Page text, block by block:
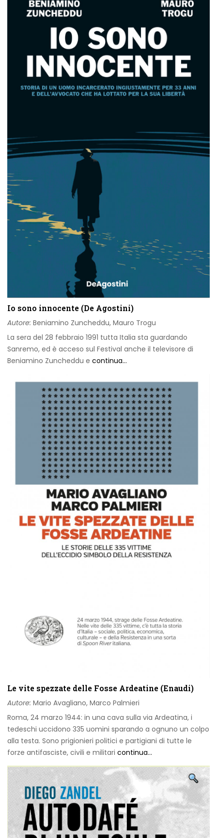
Io sono innocente (De Agostini)
Autore: Beniamino Zuncheddu, Mauro Trogu
La sera del 28 febbraio 1991 tutta Italia sta guardando
Sanremo, ed è acceso sul Festival anche il televisore di
Beniamino Zuncheddu e continua...
Le vite spezzate delle Fosse Ardeatine (Enaudi)
Autore: Mario Avagliano, Marco Palmieri
Roma, 24 marzo 1944: in una cava sulla via Ardeatina, i
tedeschi uccidono 335 uomini sparando a ognuno un colpo
alla testa. Sono prigionieri politici e partigiani di tutte le
forze antifasciste, civili e militari continua...